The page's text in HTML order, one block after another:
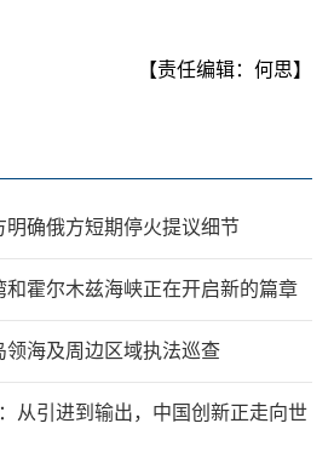
【责任编辑：何思】
确俄方短期停火提议细节
霍尔木兹海峡正在开启新的篇章
领海及周边区域执法巡查
从引进到输出，中国创新正走向世